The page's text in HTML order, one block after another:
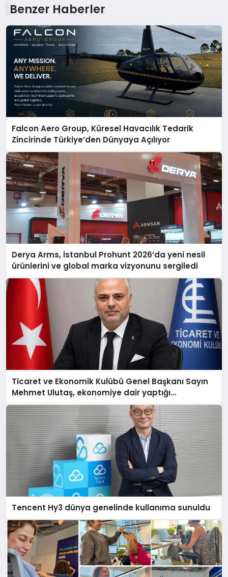
Benzer Haberler
Falcon Aero Group, Küresel Havacılık Tedarik
Zincirinde Türkiye’den Dünyaya Açılıyor
Derya Arms, İstanbul Prohunt 2026’da yeni nesil
ürünlerini ve global marka vizyonunu sergiledi
Ticaret ve Ekonomik Kulübü Genel Başkanı Sayın
Mehmet Ulutaş, ekonomiye dair yaptığı
açıklamada şunları kaydetti:
Tencent Hy3 dünya genelinde kullanıma sunuldu